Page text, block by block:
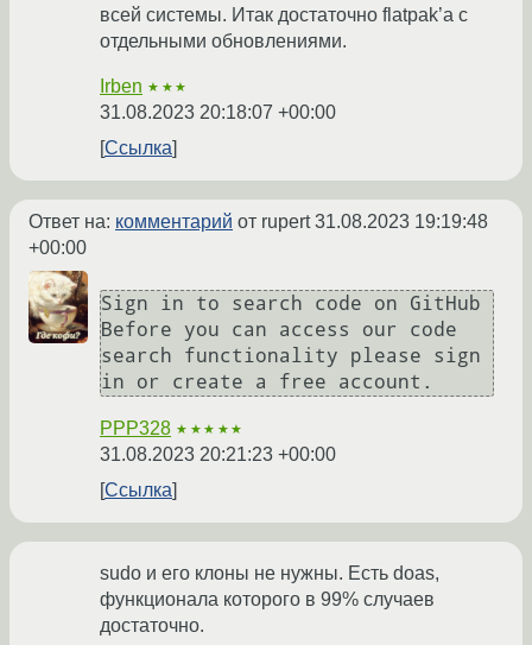
всей системы. Итак достаточно flatpak’а с
отдельными обновлениями.
Irben ★★★
31.08.2023 20:18:07 +00:00
Ссылка
Ответ на: комментарий от rupert31.08.2023 19:19:48
+00:00
Sign in to search code on GitHub
Before you can access our code
search functionality please sign
PPP328 ★★★★★
31.08.2023 20:21:23 +00:00
Ссылка
sudo и его клоны не нужны. Есть doas,
функционала которого в 99% случаев
достаточно.